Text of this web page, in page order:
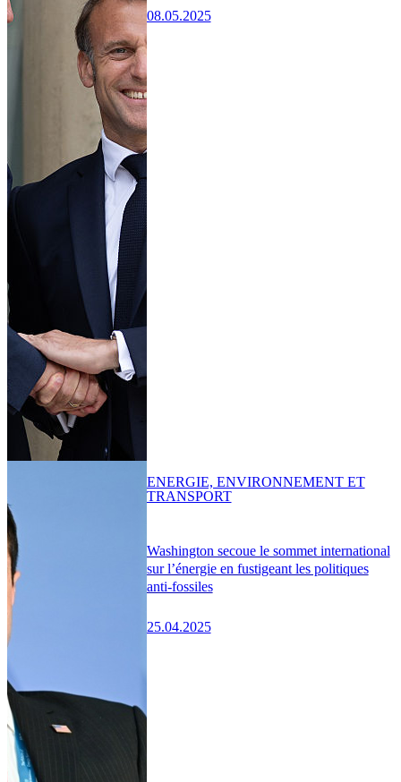
08.05.2025
Washington secoue le sommet international
sur l’énergie en fustigeant les politiques
anti-fossiles
25.04.2025
ENERGIE, ENVIRONNEMENT ET
TRANSPORT